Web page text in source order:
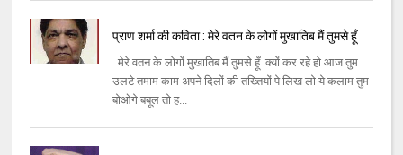
प्राण शर्मा की कविता : मेरे वतन के लोगों मुखातिब मैं तुमसे हूँ
मेरे वतन के लोगों मुखातिब मैं तुमसे हूँ क्यों कर रहे हो आज तुम
उलटे तमाम काम अपने दिलों की तख्तियों पे लिख लो ये कलाम तुम
बोओगे बबूल तो ह...